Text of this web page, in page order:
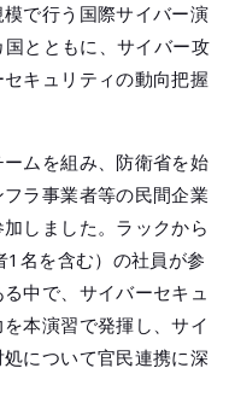
メールマガ
公式SNS
で行う国際サイバー演
とともに、サイバー攻
キュリティの動向把握
ムを組み、防衛省を始
ラ事業者等の民間企業
しました。ラックから
名を含む）の社員が参
中で、サイバーセキュ
本演習で発揮し、サイ
について官民連携に深